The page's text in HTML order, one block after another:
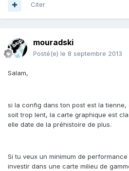
Citer
mouradski
Posté(e) le 8 septembre 2013
Salam,
si la config dans ton post est la
soit trop lent, la carte graphique est
elle date de la préhistoire de plus.
Si tu veux un minimum de
investir dans une carte milieu de